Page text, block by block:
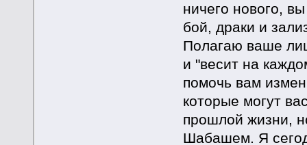
ничего нового,
бой, драки и
Полагаю ваше
и "весит на
помочь вам
которые могут
прошлой жизни,
Шабашем. Я